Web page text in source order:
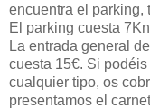
encuentra el parking,
El parking cuesta
La entrada general
cuesta 15€. Si
cualquier tipo, os
presentamos el